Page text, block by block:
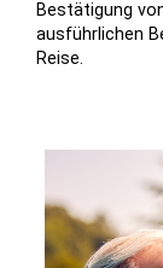
Bestätigung
ausführlichen
Reise.